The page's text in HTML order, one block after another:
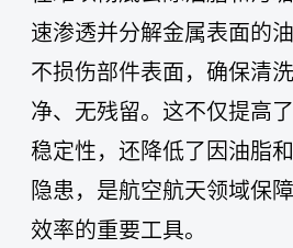
速渗透并分解金属表面的
不损伤部件表面，确保清
净、无残留。这不仅提高
稳定性，还降低了因油脂
隐患，是航空航天领域保
效率的重要工具。